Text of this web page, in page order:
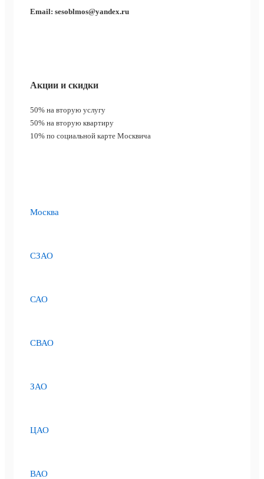
Email: sesoblmos@yandex.ru
Акции и скидки
50% на вторую услугу
50% на вторую квартиру
10% по социальной карте Москвича
Москва
СЗАО
САО
СВАО
ЗАО
ЦАО
ВАО